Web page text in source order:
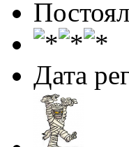
Дата